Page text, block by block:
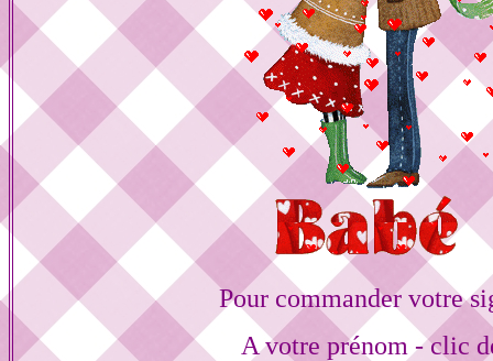
Pour commander votre
A votre prénom - clic